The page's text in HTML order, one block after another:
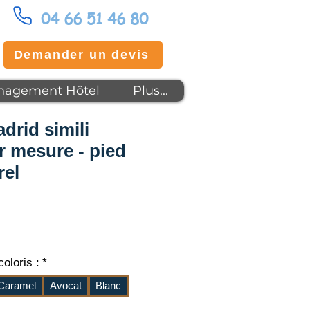
04 66 51 46 80
Demander un devis
Hôtel Plus...
simili
mesure - pied
: *
Avocat Blanc